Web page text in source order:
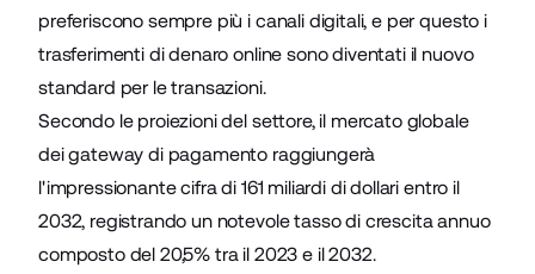
preferiscono sempre più i canali digitali, e per questo i
trasferimenti di denaro online sono diventati il nuovo
standard per le transazioni.
Secondo le proiezioni del settore, il mercato globale
dei gateway di pagamento raggiungerà
l'impressionante cifra di 161 miliardi di dollari entro il
2032, registrando un notevole tasso di crescita annuo
composto del 20,5% tra il 2023 e il 2032.